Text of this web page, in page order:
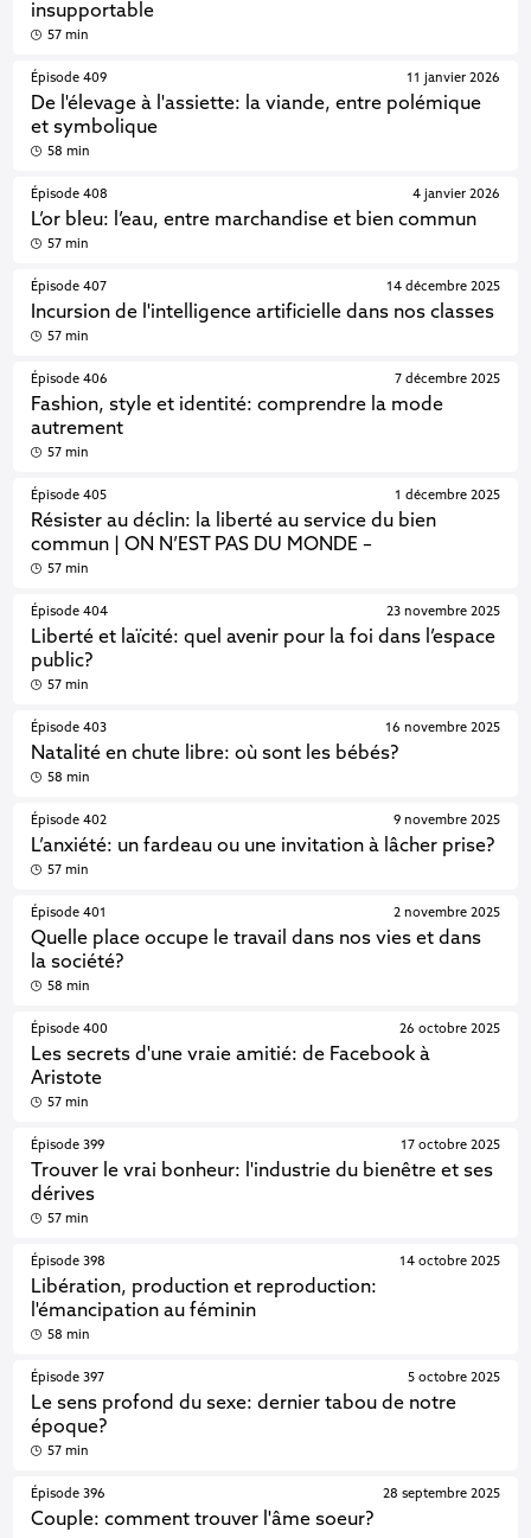
insupportable
57 min
Épisode 409
De l'élevage à l'assiette: la viande, entre polémique
et symbolique
11 janvier 2026
58 min
Épisode 408
L’or bleu: l’eau, entre marchandise et bien commun
4 janvier 2026
57 min
Épisode 407
Incursion de l'intelligence artificielle dans nos classes
14 décembre 2025
57 min
Épisode 406
Fashion, style et identité: comprendre la mode
autrement
7 décembre 2025
57 min
Épisode 405
Résister au déclin: la liberté au service du bien
commun | ON N’EST PAS DU MONDE –
1 décembre 2025
57 min
Épisode 404
Liberté et laïcité: quel avenir pour la foi dans l’espace
public?
23 novembre 2025
57 min
Épisode 403
Natalité en chute libre: où sont les bébés?
16 novembre 2025
58 min
Épisode 402
L’anxiété: un fardeau ou une invitation à lâcher prise?
9 novembre 2025
57 min
Épisode 401
Quelle place occupe le travail dans nos vies et dans
la société?
2 novembre 2025
58 min
Épisode 400
Les secrets d'une vraie amitié: de Facebook à
Aristote
26 octobre 2025
57 min
Épisode 399
Trouver le vrai bonheur: l'industrie du bienêtre et ses
dérives
17 octobre 2025
57 min
Épisode 398
Libération, production et reproduction:
l'émancipation au féminin
14 octobre 2025
58 min
Épisode 397
Le sens profond du sexe: dernier tabou de notre
époque?
5 octobre 2025
57 min
Épisode 396
Couple: comment trouver l'âme soeur?
28 septembre 2025